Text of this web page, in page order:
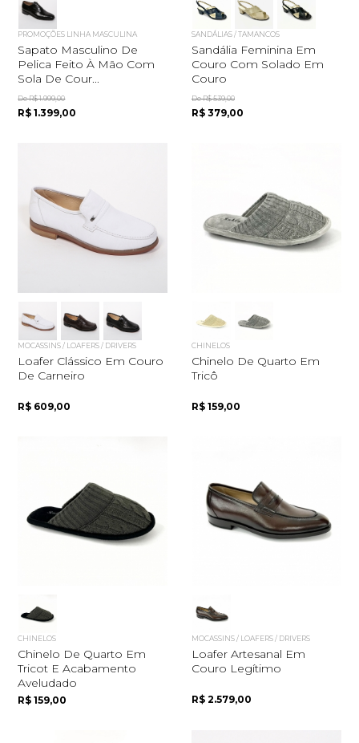
PROMOÇÕES LINHA MASCULINA
Sapato Masculino De
Pelica Feito À Mão Com
Sola De Cour...
De R$ 1.999,00
R$ 1.399,00
SANDÁLIAS / TAMANCOS
Sandália Feminina Em
Couro Com Solado Em
Couro
De R$ 539,00
R$ 379,00
MOCASSINS / LOAFERS / DRIVERS
Loafer Clássico Em Couro
De Carneiro
R$ 609,00
CHINELOS
Chinelo De Quarto Em
Tricô
R$ 159,00
CHINELOS
Chinelo De Quarto Em
Tricot E Acabamento
Aveludado
R$ 159,00
MOCASSINS / LOAFERS / DRIVERS
Loafer Artesanal Em
Couro Legítimo
R$ 2.579,00